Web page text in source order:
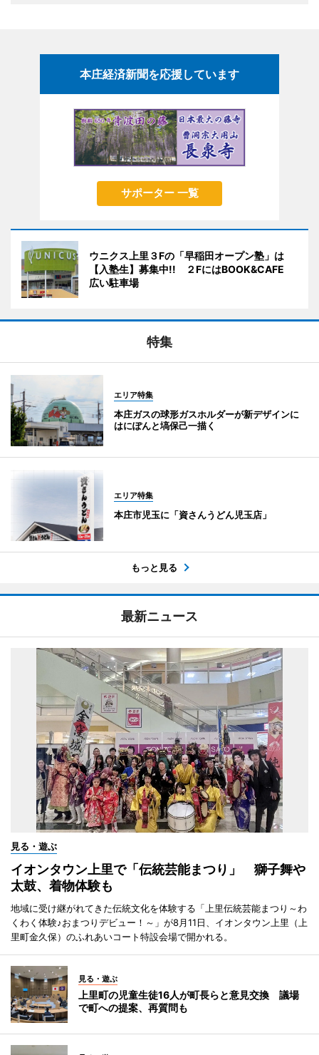
本庄経済新聞を応援しています
サポーター 一覧
ウニクス上里３Fの「早稲田オープン塾」は
【入塾生】募集中!! ２FにはBOOK&CAFE
広い駐車場
特集
エリア特集
本庄ガスの球形ガスホルダーが新デザインに
はにぽんと塙保己一描く
エリア特集
本庄市児玉に「資さんうどん児玉店」
もっと見る
最新ニュース
見る・遊ぶ
イオンタウン上里で「伝統芸能まつり」 獅子舞や
太鼓、着物体験も
地域に受け継がれてきた伝統文化を体験する「上里伝統芸能まつり～わ
くわく体験♪おまつりデビュー！～」が8月11日、イオンタウン上里（上
里町金久保）のふれあいコート特設会場で開かれる。
見る・遊ぶ
上里町の児童生徒16人が町長らと意見交換 議場
で町への提案、再質問も